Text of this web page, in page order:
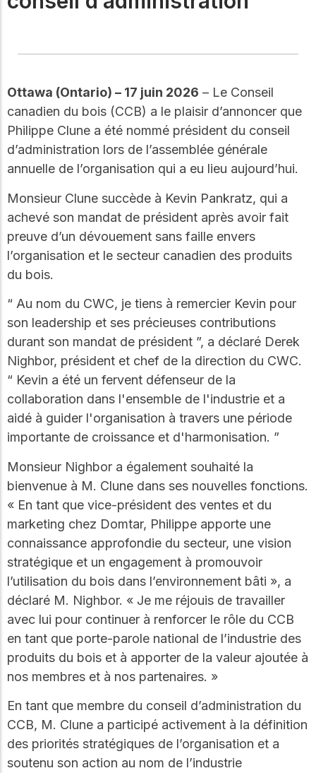
construction en bois.
certifiés pour vous
aider à concevoir des
structures en bois
efficaces et durables
en toute confiance et
Apprentissage
en ligne
Développez votre
cours en ligne, des
construction en bois,
les normes et les
meilleures pratiques.
Réseau
d'innovation
dans le domaine
du bois
Connectez-vous avec
explorez des idées de
pointe qui stimulent
l'innovation dans la
construction en bois et
la durabilité.
fournissent la direction
organisation.
Explorez les offres
d'emploi actuelles et les
opportunités de
développement de
carrière au sein de notre
équipe multidisciplinaire.
Explorez le programme
WoodWorks et
connectez-vous pour
obtenir du support
technique, des conseils
d'experts et accéder à
des ressources pratiques
Ottawa (Ontario) – 17 juin 2026 – Le Conseil
canadien du bois (CCB) a le plaisir d’annoncer que
Philippe Clune a été nommé président du conseil
d’administration lors de l’assemblée générale
annuelle de l’organisation qui a eu lieu aujourd’hui.
Monsieur Clune succède à Kevin Pankratz, qui a
achevé son mandat de président après avoir fait
preuve d’un dévouement sans faille envers
l’organisation et le secteur canadien des produits
du bois.
“ Au nom du CWC, je tiens à remercier Kevin pour
son leadership et ses précieuses contributions
durant son mandat de président ”, a déclaré Derek
Nighbor, président et chef de la direction du CWC.
“ Kevin a été un fervent défenseur de la
collaboration dans l'ensemble de l'industrie et a
aidé à guider l'organisation à travers une période
importante de croissance et d'harmonisation. ”
Monsieur Nighbor a également souhaité la
bienvenue à M. Clune dans ses nouvelles fonctions.
« En tant que vice-président des ventes et du
marketing chez Domtar, Philippe apporte une
connaissance approfondie du secteur, une vision
stratégique et un engagement à promouvoir
l’utilisation du bois dans l’environnement bâti », a
déclaré M. Nighbor. « Je me réjouis de travailler
avec lui pour continuer à renforcer le rôle du CCB
en tant que porte-parole national de l’industrie des
produits du bois et à apporter de la valeur ajoutée à
nos membres et à nos partenaires. »
En tant que membre du conseil d’administration du
CCB, M. Clune a participé activement à la définition
des priorités stratégiques de l’organisation et a
soutenu son action au nom de l’industrie